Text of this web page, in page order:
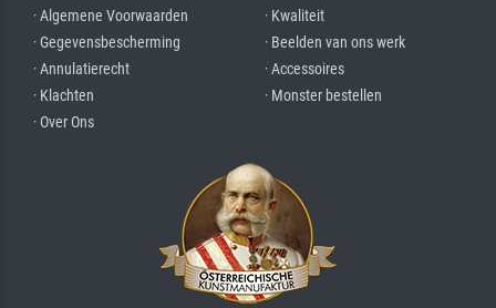
· Algemene Voorwaarden
· Gegevensbescherming
· Annulatierecht
· Klachten
· Over Ons
· Kwaliteit
· Beelden van ons werk
· Accessoires
· Monster bestellen